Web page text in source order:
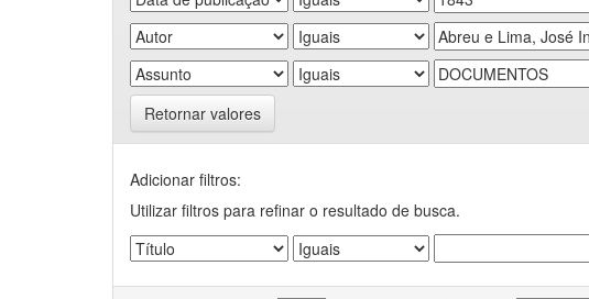
Retornar valores
Adicionar filtros:
Utilizar filtros para refinar o resultado de busca.